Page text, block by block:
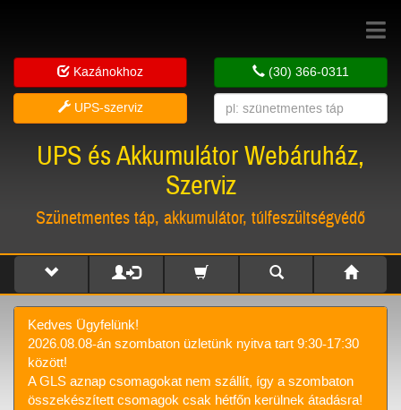
Toggle
Kazánokhoz
UPS-szerviz
(30) 366-0311
UPS és Akkumulátor Webáruház,
Szerviz
Szünetmentes táp, akkumulátor, túlfeszültségvédő
Kedves Ügyfelünk!
2026.08.08-án szombaton üzletünk nyitva tart 9:30-17:30
között!
A GLS aznap csomagokat nem szállít, így a szombaton
összekészített csomagok csak hétfőn kerülnek átadásra!